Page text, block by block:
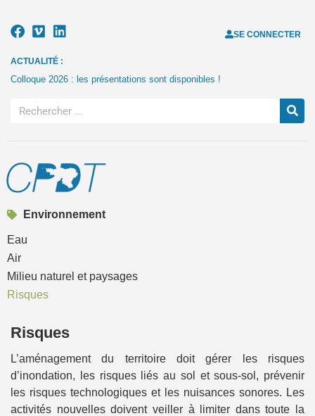
SE CONNECTER
ACTUALITÉ :
Colloque 2026 : les présentations sont disponibles !
Risques
L’aménagement du territoire doit gérer les risques
d’inondation, les risques liés au sol et sous-sol, prévenir
les risques technologiques et les nuisances sonores. Les
activités nouvelles doivent veiller à limiter dans toute la
Environnement
Eau
Air
Milieu naturel et paysages
Risques